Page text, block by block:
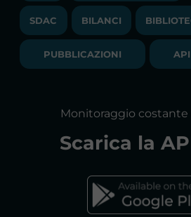
NEWSLETTER
BILANCI DI
BANDI DI GARA E
SOCIETA'
BIBLIOTECA
GLOSSARIO
DICHIARAZIONE DI
FAQs MERCATO
SDAC BILANCI
PUBBLICAZIONI API
Monitoraggio
Scarica la